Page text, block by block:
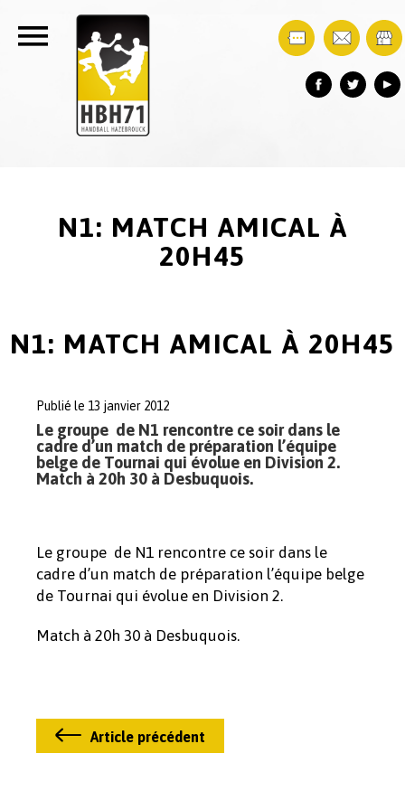
N1: MATCH AMICAL À
20H45
N1: MATCH AMICAL À 20H45
Publié le 13 janvier 2012
Le groupe de N1 rencontre ce soir dans le
cadre d’un match de préparation l’équipe
belge de Tournai qui évolue en Division 2.
Match à 20h 30 à Desbuquois.
Le groupe de N1 rencontre ce soir dans le
cadre d’un match de préparation l’équipe belge
de Tournai qui évolue en Division 2.
Match à 20h 30 à Desbuquois.
Article précédent